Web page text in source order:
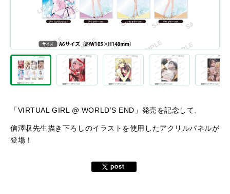
「VIRTUAL GIRL @ WORLD’S END」発売を記念して、
信澤収先生描き下ろしのイラストを使用したアクリルパネルが
登場！